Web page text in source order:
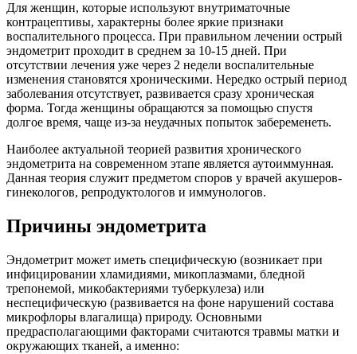
Для женщин, которые используют внутриматочные
контрацептивы, характерны более яркие признаки
воспалительного процесса. При правильном лечении острый
эндометрит проходит в среднем за 10-15 дней. При
отсутствии лечения уже через 2 недели воспалительные
изменения становятся хроническими. Нередко острый период
заболевания отсутствует, развивается сразу хроническая
форма. Тогда женщины обращаются за помощью спустя
долгое время, чаще из-за неудачных попыток забеременеть.
Наиболее актуальной теорией развития хронического
эндометрита на современном этапе является аутоиммунная.
Данная теория служит предметом споров у врачей акушеров-
гинекологов, репродуктологов и иммунологов.
Причины эндометрита
Эндометрит может иметь специфическую (возникает при
инфицировании хламидиями, микоплазмами, бледной
трепонемой, микобактериями туберкулеза) или
неспецифическую (развивается на фоне нарушений состава
микрофлоры влагалища) природу. Основными
предрасполагающими факторами считаются травмы матки и
окружающих тканей, а именно: